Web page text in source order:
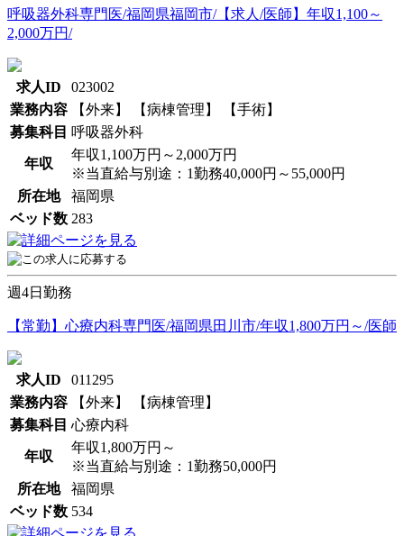
呼吸器外科専門医/福岡県福岡市/【求人/医師】年収1,100～
2,000万円/
求人ID
023002
業務内容
【外来】 【病棟管理】 【手術】
募集科目 呼吸器外科
年収
年収1,100万円～2,000万円
※当直給与別途：1勤務40,000円～55,000円
所在地
福岡県
ベッド数 283
週4日勤務
【常勤】心療内科専門医/福岡県田川市/年収1,800万円～/医師
求人ID
011295
業務内容
【外来】 【病棟管理】
募集科目 心療内科
年収
年収1,800万円～
※当直給与別途：1勤務50,000円
所在地
福岡県
ベッド数 534